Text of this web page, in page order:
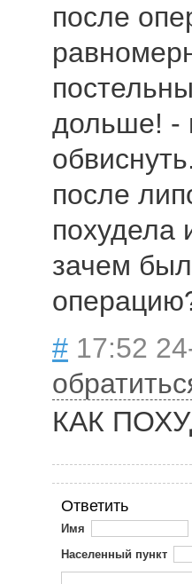
после
дольше! -
после
похудела
зачем
# 17:52
КАК
Ответить
Имя
Населенный пункт